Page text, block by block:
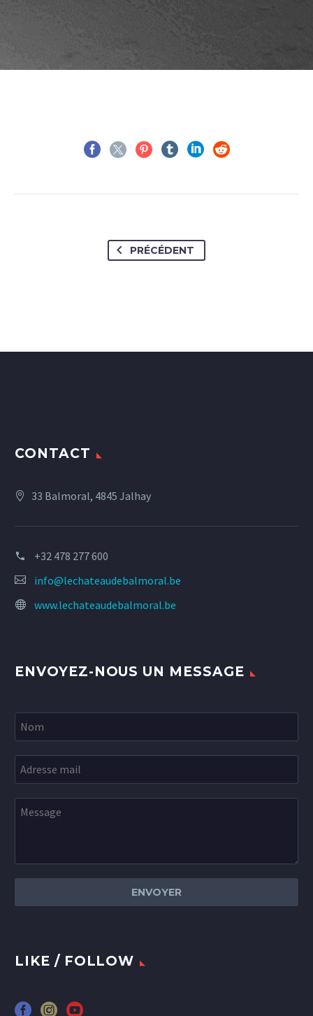
PRÉCÉDENT
CONTACT
33 Balmoral, 4845 Jalhay
+32 478 277 600
info@lechateaudebalmoral.be
www.lechateaudebalmoral.be
ENVOYEZ-NOUS UN MESSAGE
LIKE / FOLLOW